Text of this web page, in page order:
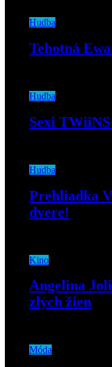
Hudba
Tehotná
Hudba
Sexi
Hudba
Prehliadka
dvere!
Kino
Angelina
zlých žien
Móda